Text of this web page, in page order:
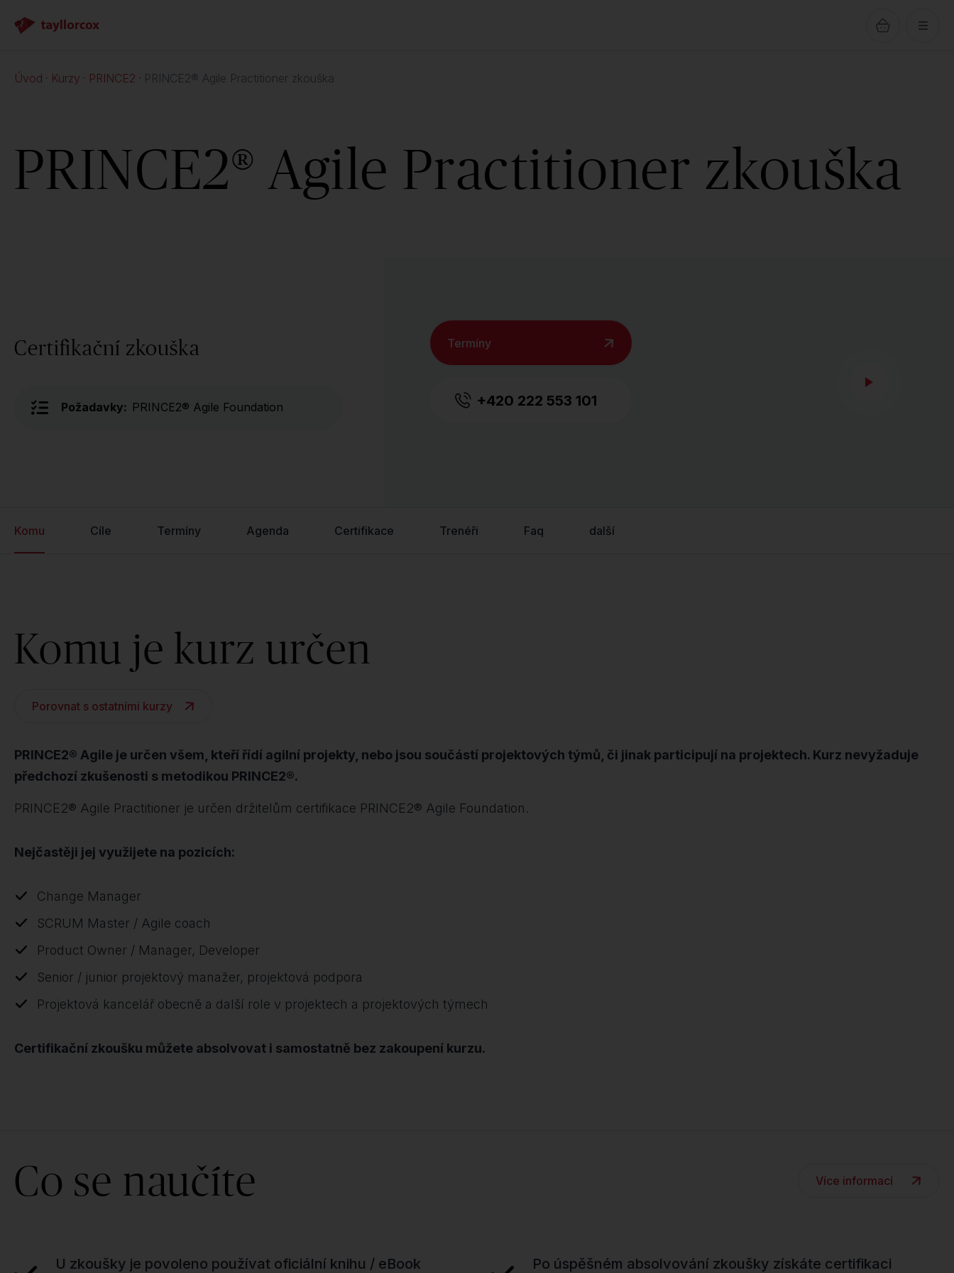
Úvod Kurzy PRINCE2 PRINCE2® Agile Practitioner zkouška
PRINCE2® Agile Practitioner zkouška
Certifikační zkouška
Požadavky: PRINCE2® Agile Foundation
Termíny
+420 222 553 101
Komu Cíle Termíny Agenda Certifikace Trenéři Faq další
Komu je kurz určen
Porovnat s ostatními kurzy
PRINCE2® Agile je určen všem, kteří řídí agilní projekty, nebo jsou součástí projektových týmů, či jinak participují na projektech. Kurz nevyžaduje
předchozí zkušenosti s metodikou PRINCE2®.
PRINCE2® Agile Practitioner je určen držitelům certifikace PRINCE2® Agile Foundation.
Nejčastěji jej využijete na pozicích:
Change Manager
SCRUM Master / Agile coach
Product Owner / Manager, Developer
Senior / junior projektový manažer, projektová podpora
Projektová kancelář obecně a další role v projektech a projektových týmech
Certifikační zkoušku můžete absolvovat i samostatně bez zakoupení kurzu.
Co se naučíte Více informací
U zkoušky je povoleno používat oficiální knihu / eBook
Po úspěšném absolvování zkoušky získáte certifikaci